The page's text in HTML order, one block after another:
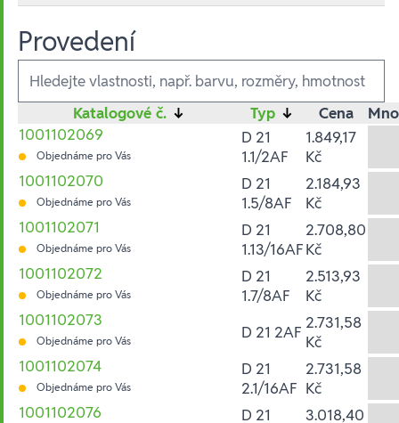
Provedení
Ausführungen
Katalogové č. ↓ Typ ↓ Cena
1001102069
Objednáme pro Vás
D 21
1.1/2AF
1.849,17
Kč
1001102070
Objednáme pro Vás
D 21
1.5/8AF
2.184,93
Kč
1001102071
Objednáme pro Vás
D 21
1.13/16AF
2.708,80
Kč
1001102072
Objednáme pro Vás
D 21
1.7/8AF
2.513,93
Kč
1001102073
Objednáme pro Vás D 21 2AF 2.731,58
Kč
1001102074
Objednáme pro Vás
D 21
2.1/16AF
2.731,58
Kč
1001102076
D 21
3.018,40